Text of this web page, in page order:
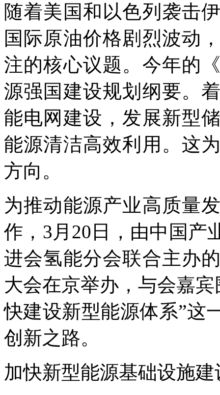
随着美国和以色列袭击
国际原油价格剧烈波动
注的核心议题。今年的
源强国建设规划纲要。
能电网建设，发展新型
能源清洁高效利用。这
方向。
为推动能源产业高质量
作，3月20日，由中国产
进会氢能分会联合主办
大会在京举办，与会嘉
快建设新型能源体系”这
创新之路。
加快新型能源基础设施建